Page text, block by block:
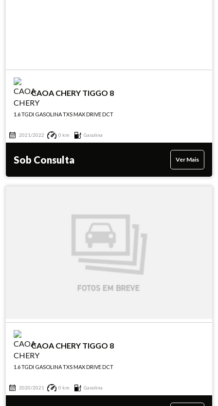
CAOA CHERY TIGGO 8
1.6 TGDI GASOLINA TXS MAX DRIVE DCT
2021/2022 0 km Gasolina
Sob Consulta Ver Mais
CAOA CHERY TIGGO 8
1.6 TGDI GASOLINA TXS MAX DRIVE DCT
2020/2021 0 km Gasolina